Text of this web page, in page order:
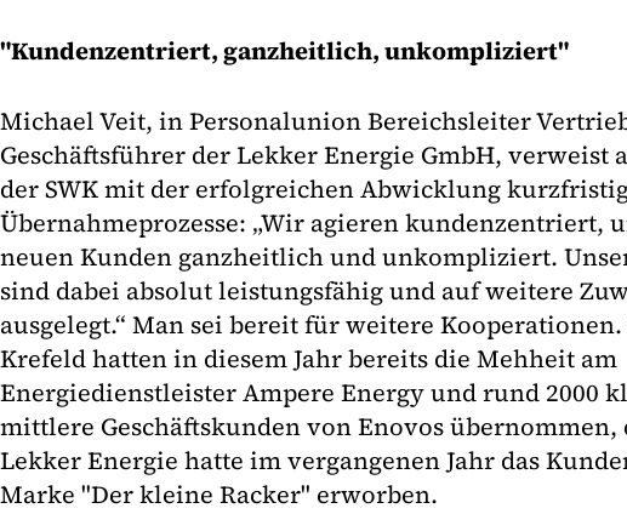
"Kundenzentriert, ganzheitlich, unkompliziert"
Michael Veit, in Personalunion Bereichsleiter
Geschäftsführer der Lekker Energie GmbH, verweist
der SWK mit der erfolgreichen Abwicklung
Übernahmeprozesse: „Wir agieren kundenzentriert,
neuen Kunden ganzheitlich und unkompliziert.
sind dabei absolut leistungsfähig und auf weitere
ausgelegt.“ Man sei bereit für weitere
Krefeld hatten in diesem Jahr bereits die Mehheit am
Energiedienstleister Ampere Energy und rund 2000
mittlere Geschäftskunden von Enovos übernommen,
Lekker Energie hatte im vergangenen Jahr das
Marke "Der kleine Racker" erworben.